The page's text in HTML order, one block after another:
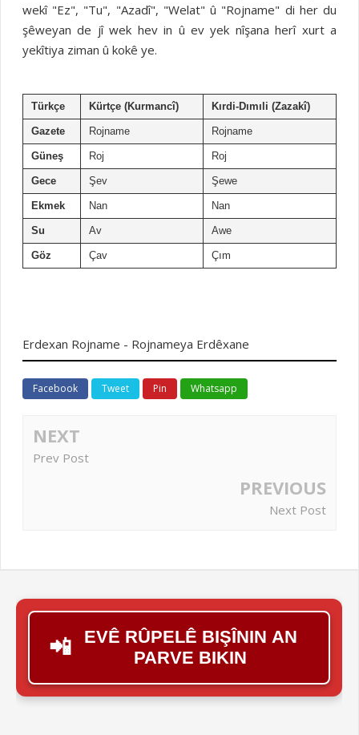
wekî "Ez", "Tu", "Azadî", "Welat" û "Rojname" di her du
şêweyan de jî wek hev in û ev yek nîşana herî xurt a
yekîtiya ziman û kokê ye.
Türkçe Kürtçe (Kurmancî) Kırdi-Dımıli (Zazakî)
Gazete Rojname Rojname
Güneş Roj Roj
Gece Şev Şewe
Ekmek Nan Nan
Su Av Awe
Göz Çav Çım
Erdexan Rojname - Rojnameya Erdêxane
Facebook Tweet Pin Whatsapp
NEXT
Prev Post
PREVIOUS
Next Post
📲
EVÊ RÛPELÊ BIŞÎNIN AN
PARVE BIKIN